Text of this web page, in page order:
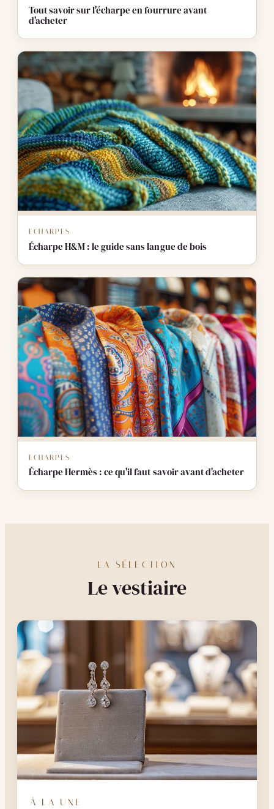
Tout savoir sur l'écharpe en fourrure avant
d'acheter
ECHARPES
Écharpe H&M : le guide sans langue de bois
ECHARPES
Écharpe Hermès : ce qu'il faut savoir avant d'acheter
LA SÉLECTION
Le vestiaire
À LA UNE